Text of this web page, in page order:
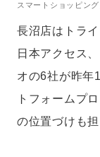
スマートショッピング
長沼店はトラ
日本アクセス
オの6社が昨年
トフォームプ
の位置づけも担